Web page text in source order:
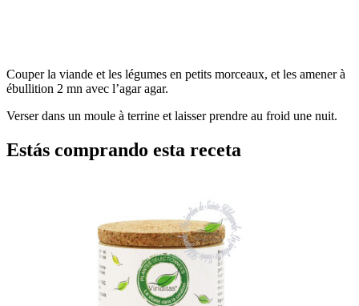
Couper la viande et les légumes en petits morceaux, et les amener à
ébullition 2 mn avec l’agar agar.
Verser dans un moule à terrine et laisser prendre au froid une nuit.
Estás comprando esta receta